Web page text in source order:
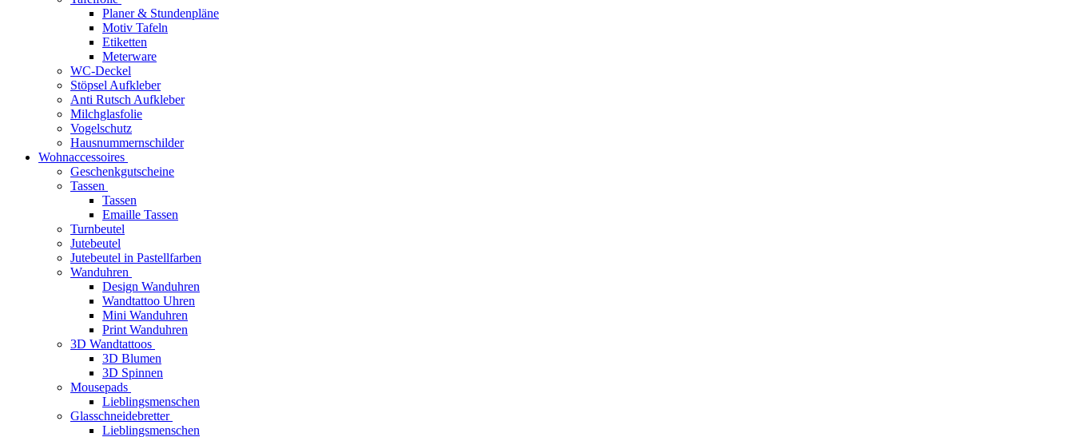
Planer & Stundenpläne
Motiv Tafeln
Etiketten
Meterware
WC-Deckel
Stöpsel Aufkleber
Anti Rutsch Aufkleber
Milchglasfolie
Vogelschutz
Hausnummernschilder
Wohnaccessoires
Geschenkgutscheine
Tassen
Tassen
Emaille Tassen
Turnbeutel
Jutebeutel
Jutebeutel in Pastellfarben
Wanduhren
Design Wanduhren
Wandtattoo Uhren
Mini Wanduhren
Print Wanduhren
3D Wandtattoos
3D Blumen
3D Spinnen
Mousepads
Lieblingsmenschen
Glasschneidebretter
Lieblingsmenschen